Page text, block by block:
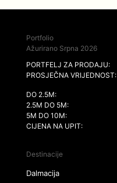
Portfolio
Ažurirano Srpna 2026
PORTFELJ ZA PRODAJU:
PROSJEČNA VRIJEDNOST:
DO 2.5M:
2.5M DO 5M:
5M DO 10M:
CIJENA NA UPIT:
Destinacije
Dalmacija